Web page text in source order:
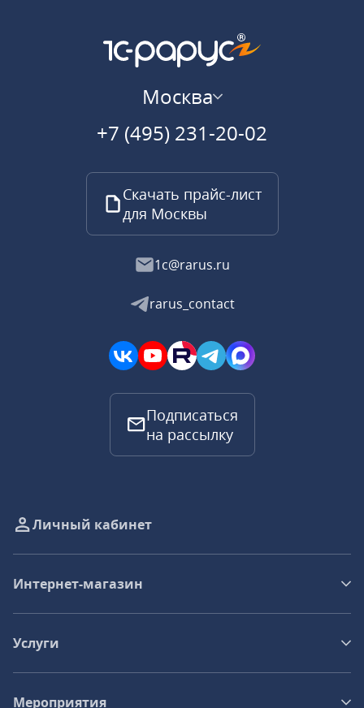
Москва
+7 (495) 231-20-02
Скачать прайс-лист
для Москвы
1c@rarus.ru
rarus_contact
Подписаться
на рассылку
Личный кабинет
Интернет-магазин
Услуги
Мероприятия